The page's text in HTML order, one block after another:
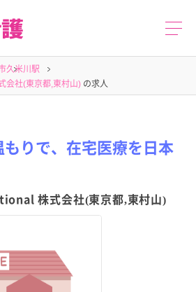
久米川駅
会社(東京都,東村山) の求人
りで、在宅医療を日本
株式会社(東京都,東村山)